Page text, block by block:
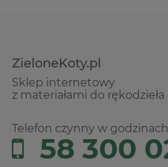
ZieloneKoty.pl
Sklep internetowy
z materiałami do rękodzieła
Telefon czynny w godzinach
58 300